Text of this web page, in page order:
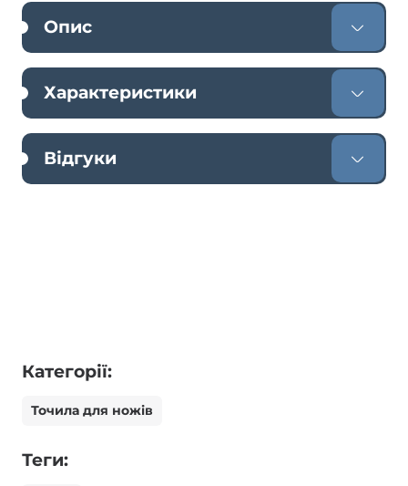
Опис
Характеристики
Відгуки
Категорії:
Точила для ножів
Теги: